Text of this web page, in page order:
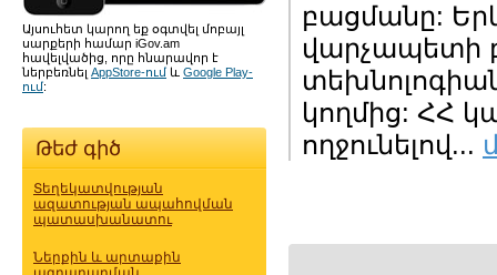
Այսուհետ կարող եք օգտվել մոբայլ
սարքերի համար iGov.am
հավելվածից, որը հնարավոր է
ներբեռնել AppStore-ում և Google Play-
ում:
Թեժ գիծ
Տեղեկատվության
ազատության ապահովման
պատասխանատու
Ներքին և արտաքին
բացմանը:
վարչապետի
կողմից: ՀՀ
ողջունելով...